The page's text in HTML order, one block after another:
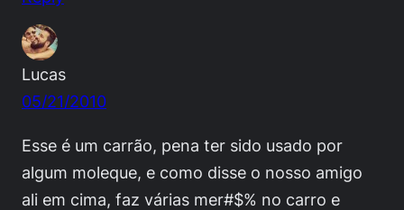
Lucas
05/21/2010
Esse é um carrão, pena ter sido usado por
algum moleque, e como disse o nosso amigo
ali em cima, faz várias mer#$% no carro e